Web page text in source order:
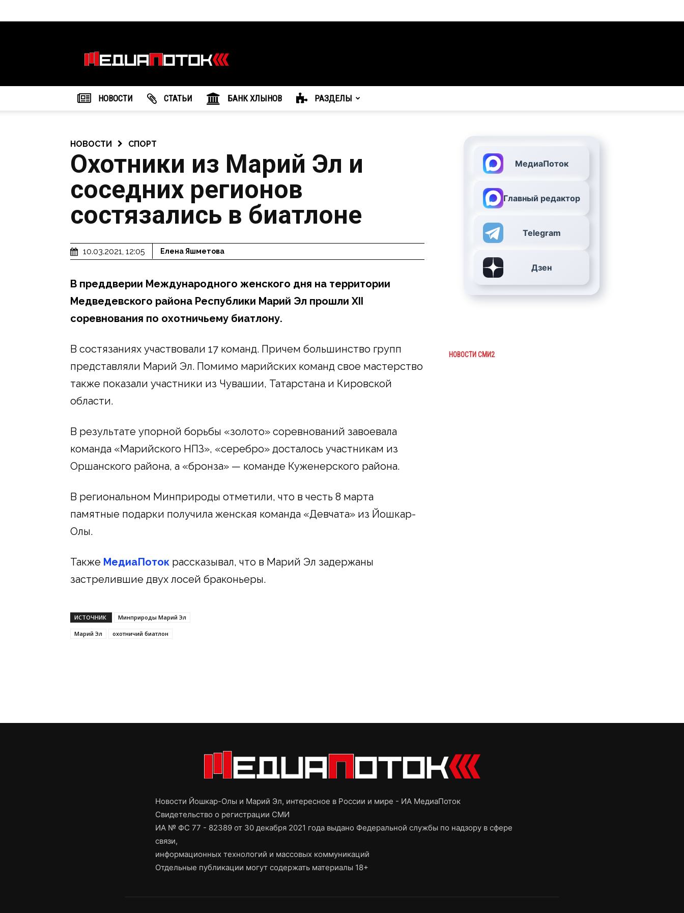
агентство
"МедиаПоток"
НОВОСТИ CТАТЬИ БАНК ХЛЫНОВ РАЗДЕЛЫ
НОВОСТИ СПОРТ
Охотники из Марий Эл и
соседних регионов
состязались в биатлоне
10.03.2021, 12:05 Елена Яшметова
В преддверии Международного женского дня на территории
Медведевского района Республики Марий Эл прошли XII
соревнования по охотничьему биатлону.
В состязаниях участвовали 17 команд. Причем большинство групп
представляли Марий Эл. Помимо марийских команд свое мастерство
также показали участники из Чувашии, Татарстана и Кировской
области.
В результате упорной борьбы «золото» соревнований завоевала
команда «Марийского НПЗ», «серебро» досталось участникам из
Оршанского района, а «бронза» — команде Куженерского района.
В региональном Минприроды отметили, что в честь 8 марта
памятные подарки получила женская команда «Девчата» из Йошкар-
Олы.
Также МедиаПоток рассказывал, что в Марий Эл задержаны
застрелившие двух лосей браконьеры.
ИСТОЧНИК Минприроды Марий Эл
Марий Эл охотничий биатлон
МедиаПоток
Главный редактор
Telegram
Дзен
НОВОСТИ СМИ2
Новости Йошкар-Олы и Марий Эл, интересное в России и мире - ИА МедиаПоток
Свидетельство о регистрации СМИ
ИА № ФС 77 - 82389 от 30 декабря 2021 года выдано Федеральной службы по надзору в сфере
связи,
информационных технологий и массовых коммуникаций
Отдельные публикации могут содержать материалы 18+